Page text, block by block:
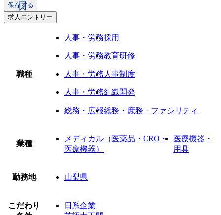
保存する
求人エントリー
職種
人事・労務採用
人事・労務教育研修
人事・労務 人事制度
人事・労務組織開発
総務・広報総務・庶務・ファシリティ
業種
メディカル（医薬品・CRO・
医療機器）
医療機器・
用具
勤務地 山梨県
こだわり
日系企業